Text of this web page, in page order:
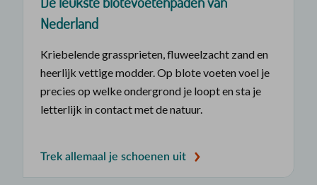
Nederland
Kriebelende grassprieten, fluweelzacht zand en
heerlijk vettige modder. Op blote voeten voel je
precies op welke ondergrond je loopt en sta je
letterlijk in contact met de natuur.
Trek allemaal je schoenen uit